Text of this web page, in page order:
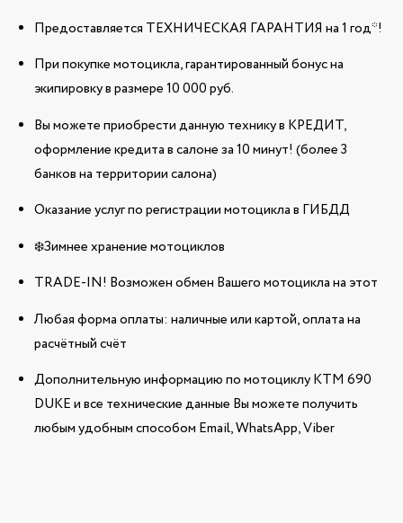
Предоставляется ТЕХНИЧЕСКАЯ ГАРАНТИЯ на 1 год*!
При покупке мотоцикла, гарантированный бонус на
экипировку в размере 10 000 руб.
Вы можете приобрести данную технику в КРЕДИТ,
оформление кредита в салоне за 10 минут! (более 3
банков на территории салона)
Оказание услуг по регистрации мотоцикла в ГИБДД
❄️Зимнее хранение мотоциклов
TRADE-IN! Возможен обмен Вашего мотоцикла на этот
Любая форма оплаты: наличные или картой, оплата на
расчётный счёт
Дополнительную информацию по мотоциклу KTM 690
DUKE и все технические данные Вы можете получить
любым удобным способом Email, WhatsApp, Viber